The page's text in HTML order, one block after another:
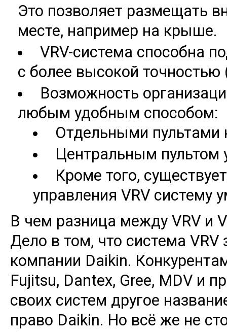
Это позволяет размещать
месте, например на крыше.
VRV-система способна
с более высокой точностью
Возможность
любым удобным способом:
Отдельными пультами
Центральным пультом
Кроме того,
управления VRV систему
В чем разница между VRV и
Дело в том, что система VRV
компании Daikin.
Fujitsu, Dantex, Gree, MDV и
своих систем другое
право Daikin. Но всё же не